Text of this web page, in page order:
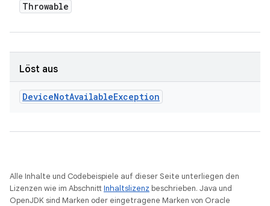
Throwable
Löst aus
DeviceNotAvailableException
Alle Inhalte und Codebeispiele auf dieser Seite unterliegen den
Lizenzen wie im AbschnittInhaltslizenz beschrieben. Java und
OpenJDK sind Marken oder eingetragene Marken von Oracle